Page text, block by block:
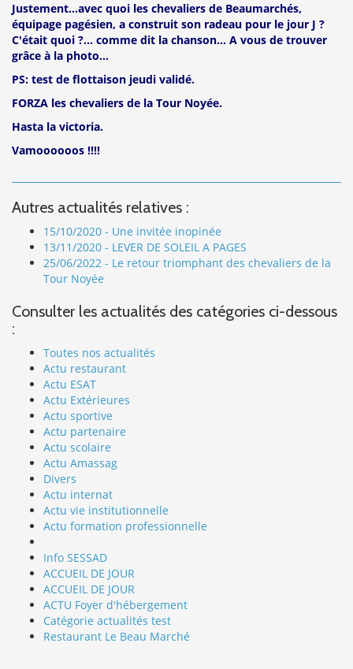
Justement...avec quoi les chevaliers de Beaumarchés,
équipage pagésien, a construit son radeau pour le jour J ?
C'était quoi ?... comme dit la chanson... A vous de trouver
grâce à la photo...
PS: test de flottaison jeudi validé.
FORZA les chevaliers de la Tour Noyée.
Hasta la victoria.
Vamoooooos !!!!
Autres actualités relatives :
15/10/2020 - Une invitée inopinée
13/11/2020 - LEVER DE SOLEIL A PAGES
25/06/2022 - Le retour triomphant des chevaliers de la
Tour Noyée
Consulter les actualités des catégories ci-dessous
:
Toutes nos actualités
Actu restaurant
Actu ESAT
Actu Extérieures
Actu sportive
Actu partenaire
Actu scolaire
Actu Amassag
Divers
Actu internat
Actu vie institutionnelle
Actu formation professionnelle
Info SESSAD
ACCUEIL DE JOUR
ACCUEIL DE JOUR
ACTU Foyer d'hébergement
Catégorie actualités test
Restaurant Le Beau Marché